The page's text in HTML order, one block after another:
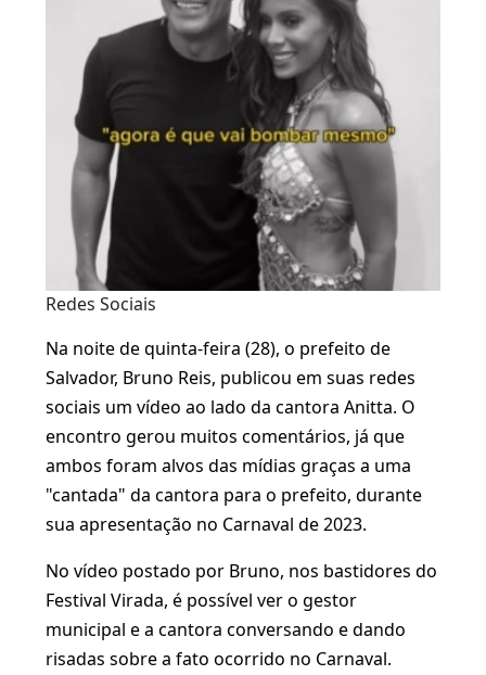
Redes Sociais
Na noite de quinta-feira (28), o prefeito de
Salvador, Bruno Reis, publicou em suas redes
sociais um vídeo ao lado da cantora Anitta. O
encontro gerou muitos comentários, já que
ambos foram alvos das mídias graças a uma
"cantada" da cantora para o prefeito, durante
sua apresentação no Carnaval de 2023.
No vídeo postado por Bruno, nos bastidores do
Festival Virada, é possível ver o gestor
municipal e a cantora conversando e dando
risadas sobre a fato ocorrido no Carnaval.